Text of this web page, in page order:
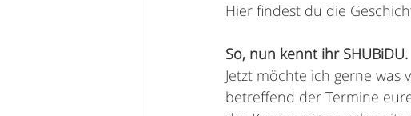
Hier findest du die
So, nun kennt ihr SHUBiDU.
Jetzt möchte ich gerne was
betreffend der Termine